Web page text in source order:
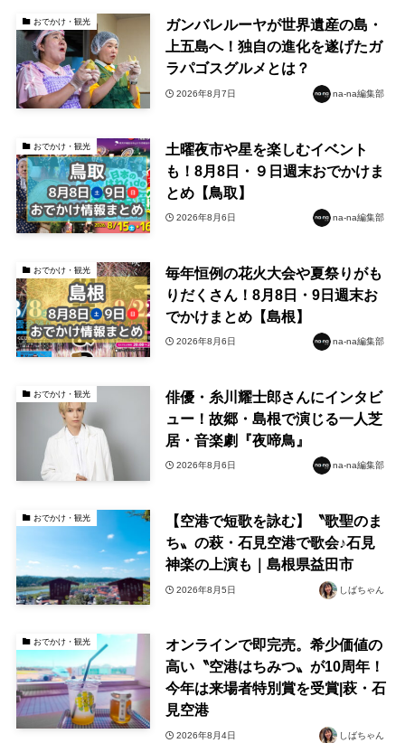
おでかけ・観光
ガンバレルーヤが世界遺産の島・
上五島へ！独自の進化を遂げたガ
ラパゴスグルメとは？
2026年8月7日 na-na編集部
おでかけ・観光
土曜夜市や星を楽しむイベント
も！8月8日・９日週末おでかけま
とめ【鳥取】
2026年8月6日 na-na編集部
おでかけ・観光
毎年恒例の花火大会や夏祭りがも
りだくさん！8月8日・9日週末お
でかけまとめ【島根】
2026年8月6日 na-na編集部
おでかけ・観光
俳優・糸川耀士郎さんにインタビ
ュー！故郷・島根で演じる一人芝
居・音楽劇『夜啼鳥』
2026年8月6日 na-na編集部
おでかけ・観光
【空港で短歌を詠む】〝歌聖のま
ち〟の萩・石見空港で歌会♪石見
神楽の上演も｜島根県益田市
2026年8月5日 しばちゃん
おでかけ・観光
オンラインで即完売。希少価値の
高い〝空港はちみつ〟が10周年！
今年は来場者特別賞を受賞|萩・石
見空港
2026年8月4日 しばちゃん